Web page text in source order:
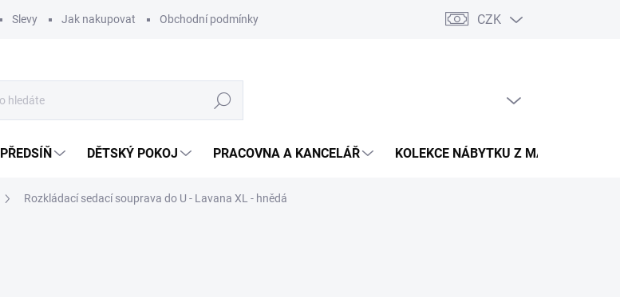
Slevy Jak nakupovat Obchodní podmínky Podmínky ochrany osobních údajů Pojištění zásilky
CZK
Hledat
PŘEDSÍŇ DĚTSKÝ POKOJ PRACOVNA A KANCELÁŘ KOLEKCE NÁBYTKU Z MASIVU
Rozkládací sedací souprava do U - Lavana XL - hnědá